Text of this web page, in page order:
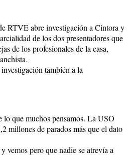
RTVE abre investigación a Cintora y
de los dos presentadores que
de los profesionales de la casa,
también a la
que muchos pensamos. La USO
millones de parados más que el dato
vemos pero que nadie se atrevía a